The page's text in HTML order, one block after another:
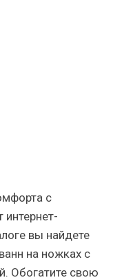
с
интернет-
вы найдете
на ножках с
Обогатите свою